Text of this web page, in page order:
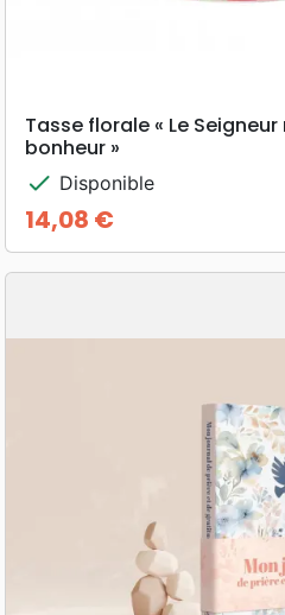
Tasse florale « Le
bonheur »
check Disponible
Prix
14,08 €